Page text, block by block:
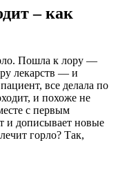
– как
Пошла к лору —
лекарств — и
все делала по
и похоже не
с первым
и дописывает новые
горло? Так,